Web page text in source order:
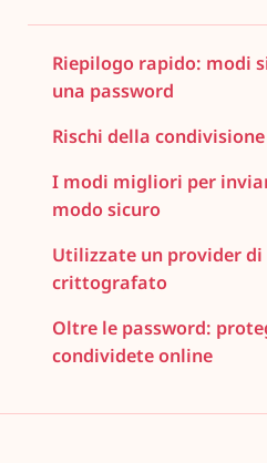
Riepilogo rapido: modi
una password
Rischi della
I modi migliori per
modo sicuro
Utilizzate un provider
crittografato
Oltre le password:
condividete online